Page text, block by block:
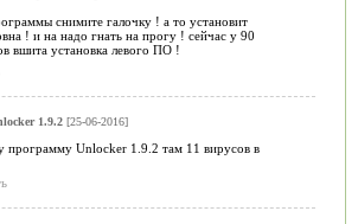
снимите галочку ! а то установит
! и на надо гнать на прогу ! сейчас у 90
вшита установка левого ПО !
1.9.2[25-06-2016]
программу Unlocker 1.9.2 там 11 вирусов в